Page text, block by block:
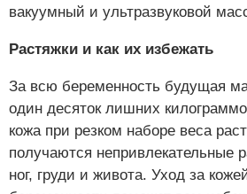
вакуумный и ультразвуковой
Растяжки и как их избежать
За всю беременность будущая
один десяток лишних
кожа при резком наборе веса
получаются непривлекательные
ног, груди и живота. Уход за